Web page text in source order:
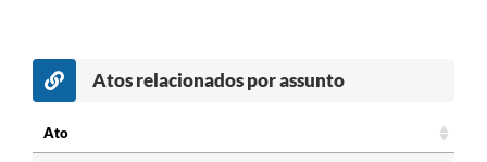
Atos relacionados por assunto
Ato